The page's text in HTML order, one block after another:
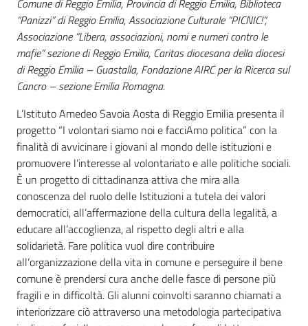
Assemblea
legislativa
Assemblea
Attività
Argomenti
Per i media
Per i cittadini
Comune di Reggio Emilia, Provincia di Reggio Emilia, Biblioteca
“Panizzi” di Reggio Emilia, Associazione Culturale “PICNIC!”,
Associazione “Libera, associazioni, nomi e numeri contro le
mafie” sezione di Reggio Emilia, Caritas diocesana della diocesi
di Reggio Emilia – Guastalla, Fondazione AIRC per la Ricerca sul
Cancro – sezione Emilia Romagna.
L’Istituto Amedeo Savoia Aosta di Reggio Emilia presenta il
progetto “I volontari siamo noi e facciAmo politica” con la
finalità di avvicinare i giovani al mondo delle istituzioni e
promuovere l’interesse al volontariato e alle politiche sociali.
È un progetto di cittadinanza attiva che mira alla
conoscenza del ruolo delle Istituzioni a tutela dei valori
democratici, all’affermazione della cultura della legalità, a
educare all’accoglienza, al rispetto degli altri e alla
solidarietà. Fare politica vuol dire contribuire
all’organizzazione della vita in comune e perseguire il bene
comune è prendersi cura anche delle fasce di persone più
fragili e in difficoltà. Gli alunni coinvolti saranno chiamati a
interiorizzare ciò attraverso una metodologia partecipativa